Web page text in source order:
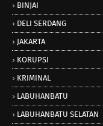
BINJAI
DELI SERDANG
JAKARTA
KORUPSI
KRIMINAL
LABUHANBATU
LABUHANBATU SELATAN